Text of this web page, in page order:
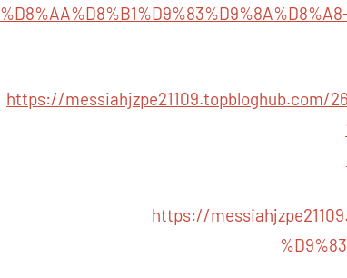
https://messiahjzpe21109.topbloghub.com/
https://